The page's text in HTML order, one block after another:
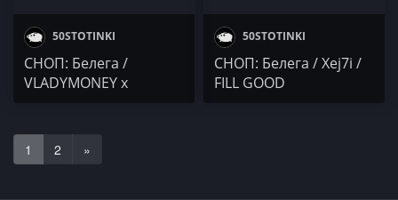
50STOTINKI
СНОП: Белега /
VLADYMONEY x
50STOTINKI
СНОП: Белега / Xej7i /
FILL GOOD
1 2 »